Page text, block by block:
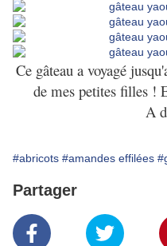
Ce gâteau a voyagé
de mes petites filles !
A
#abricots #amandes effilées
Partager